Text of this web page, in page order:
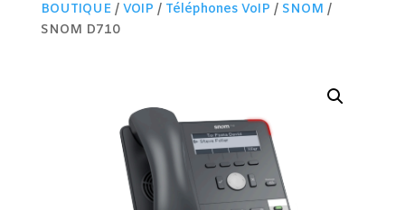
BOUTIQUE/ VOIP / Téléphones VoIP / SNOM /
SNOM D710